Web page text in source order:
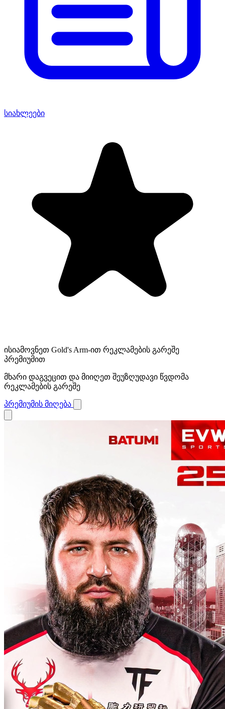
სიახლეები
ისიამოვნეთ Gold's Arm-ით რეკლამების გარეშე
პრემიუმით
მხარი დაგვეცით და მიიღეთ შეუზღუდავი წვდომა
რეკლამების გარეშე
პრემიუმის მიღება